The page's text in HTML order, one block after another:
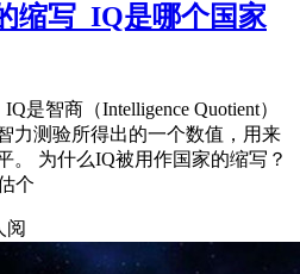
缩写_IQ是哪个国家
是智商（Intelligence Quotient）
力测验所得出的一个数值，用来
。 为什么IQ被用作国家的缩写？
个
阅